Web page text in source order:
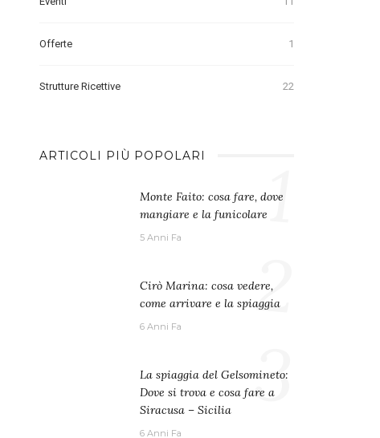
Offerte 1
Strutture Ricettive 22
ARTICOLI PIÙ POPOLARI
Monte Faito: cosa fare, dove
mangiare e la funicolare
5 Anni Fa 1
Cirò Marina: cosa vedere,
come arrivare e la spiaggia
6 Anni Fa 2
La spiaggia del Gelsomineto:
Dove si trova e cosa fare a
Siracusa – Sicilia
6 Anni Fa
3